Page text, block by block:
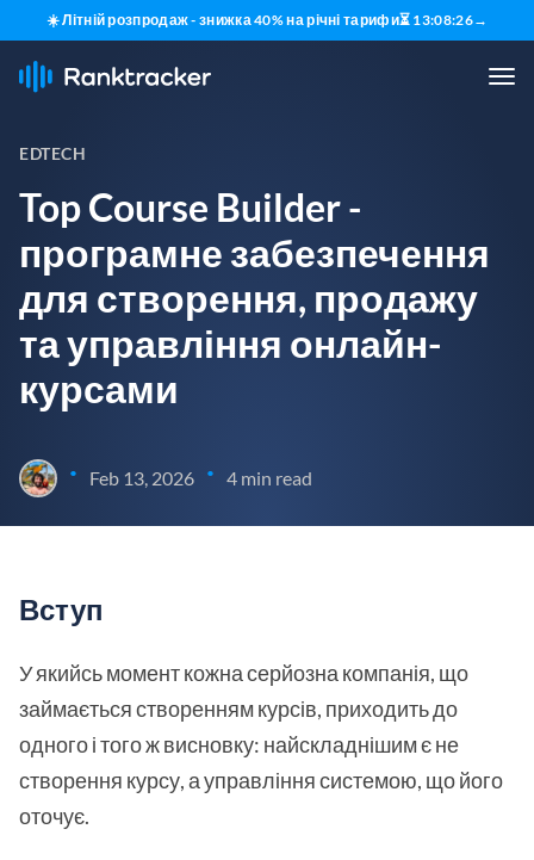
☀️ Літній розпродаж - знижка 40% на річні тарифи⏳ 13:08:25→
EDTECH
Top Course Builder -
програмне забезпечення
для створення, продажу
та управління онлайн-
курсами
• Feb 13, 2026 • 4 min read
Вступ
У якийсь момент кожна серйозна компанія, що
займається створенням курсів, приходить до
одного і того ж висновку: найскладнішим є не
створення курсу, а управління системою, що його
оточує.